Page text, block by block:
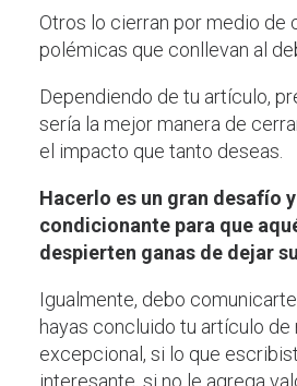
Otros lo cierran por medio de
polémicas que conllevan al
Dependiendo de tu artículo,
sería la mejor manera de
el impacto que tanto deseas.
Hacerlo es un gran desafío
condicionante para que
despierten ganas de dejar
Igualmente, debo
hayas concluido tu artículo de
excepcional, si lo que
interesante, si no le agrega